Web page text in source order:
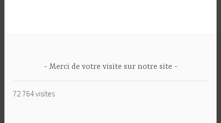
Merci de votre visite sur notre site
72 764 visites